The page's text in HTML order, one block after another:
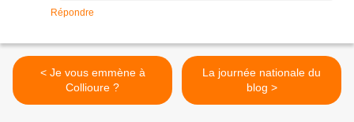
Répondre
< Je vous emmène à
Collioure ?
La journée nationale du
blog >